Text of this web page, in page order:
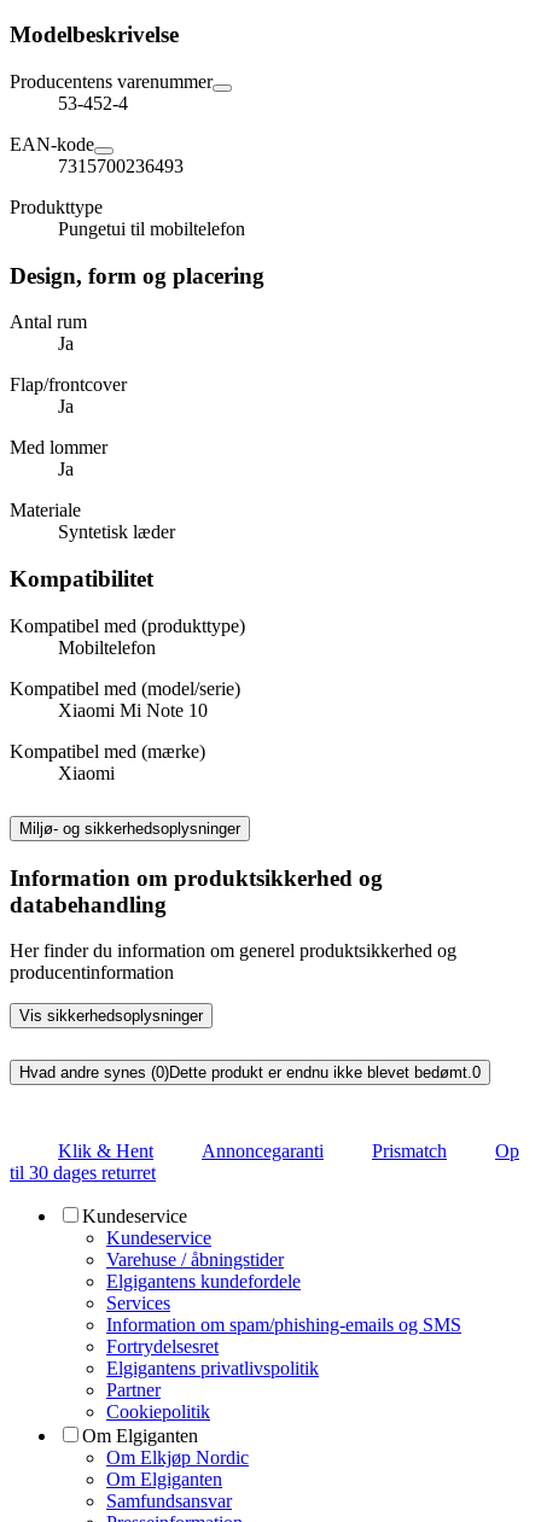
Modelbeskrivelse
Producentens varenummer
53-452-4
EAN-kode
7315700236493
Produkttype
Pungetui til mobiltelefon
Design, form og placering
Antal rum
Ja
Flap/frontcover
Ja
Med lommer
Ja
Materiale
Syntetisk læder
Kompatibilitet
Kompatibel med (produkttype)
Mobiltelefon
Kompatibel med (model/serie)
Xiaomi Mi Note 10
Kompatibel med (mærke)
Xiaomi
Miljø- og sikkerhedsoplysninger
Information om produktsikkerhed og
databehandling
Her finder du information om generel produktsikkerhed og
producentinformation
Vis sikkerhedsoplysninger
Hvad andre synes (0)Dette produkt er endnu ikke blevet bedømt.0
Klik & Hent Annoncegaranti Prismatch
Op
til 30 dages returret
Kundeservice
Kundeservice
Varehuse / åbningstider
Elgigantens kundefordele
Services
Information om spam/phishing-emails og SMS
Fortrydelsesret
Elgigantens privatlivspolitik
Partner
Cookiepolitik
Om Elgiganten
Om Elkjøp Nordic
Om Elgiganten
Samfundsansvar